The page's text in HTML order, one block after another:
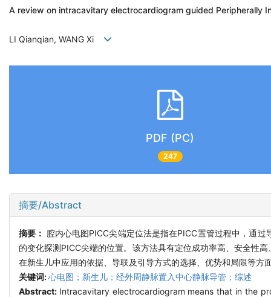
A review on intracavitary electrocardiogram guided Peripherally
LI Qianqian, WANG Xi
PDF (PC)
247
摘要/Abstract
摘要： 腔内心电图PICC尖端定位法是指在PICC置管过程中，通
的变化探测PICC尖端的位置。该方法具有定位成功率高、安全性
在新生儿中应用的依据、导联及引导方式的选择、优势和局限等
关键词:心电图；新生儿；经外周静脉置入中心静脉导管；综述
Abstract: Intracavitary electrocardiogram means that in the